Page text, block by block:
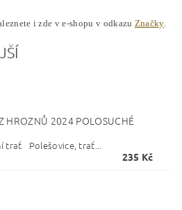
i zde v e-shopu v odkazu Značky.
HROZNŮ 2024 POLOSUCHÉ
trať Polešovice, trať...
235 Kč